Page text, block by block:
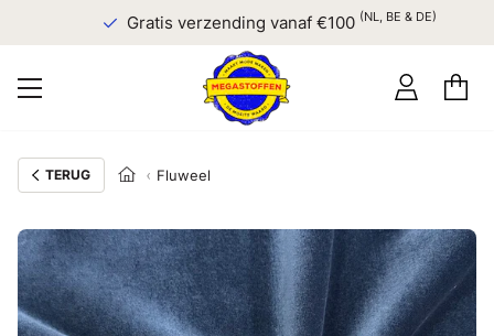
Gratis verzending vanaf €100(NL, BE & DE)
TERUG Fluweel